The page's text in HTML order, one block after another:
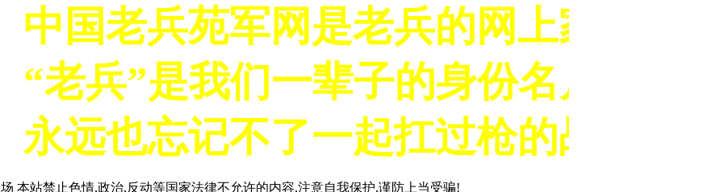
电话13039133737。
老兵苑军网在各地成熟地方设立市、县《中国老兵苑军网战
助联盟》分中心，希望有一定号召能力 组织能力
实力 品德高尚愿意为战友服务，有意筹备分中心的军旅企
速与中国老兵苑军网创始人鲁燕联系。电话13039133737。
筹备分中心的军旅企业家速与中国老兵苑军网创始人鲁燕联
中国老兵苑军网是老兵的网上家园！！
“老兵”是我们一辈子的身份名片！！！
永远也忘记不了一起扛过枪的战友！！
本站禁止色情,政治,反动等国家法律不允许的内容,注意自我保护,谨防上当受骗!